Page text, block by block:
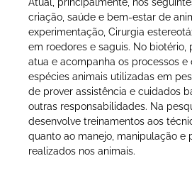
Atual, principalmente, nos
criação, saúde e bem-estar de
experimentação, Cirurgia
em roedores e saguis. No biotério,
atua e acompanha os processos e
espécies animais utilizadas em
de prover assistência e cuidados
outras responsabilidades. Na
desenvolve treinamentos aos
quanto ao manejo, manipulação e
realizados nos animais.